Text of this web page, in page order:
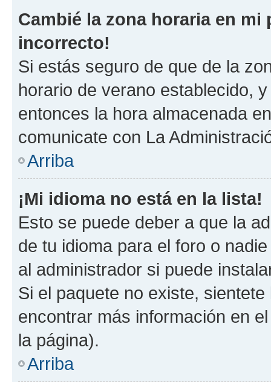
Cambié la zona horaria en
incorrecto!
Si estás seguro de que de la
horario de verano establecido,
entonces la hora almacenada
comunicate con La
Arriba
¡Mi idioma no está en la lista!
Esto se puede deber a que la
de tu idioma para el foro o
al administrador si puede
Si el paquete no existe,
encontrar más información en
la página).
Arriba